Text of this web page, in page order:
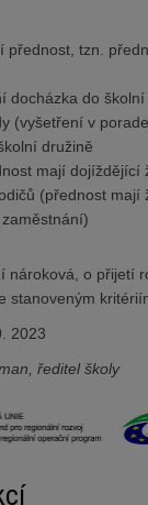
přednost, tzn.
docházka do
(vyšetření v
družině
mají dojíždějící
(přednost mají
nároková, o přijetí
stanoveným
2023
ředitel školy